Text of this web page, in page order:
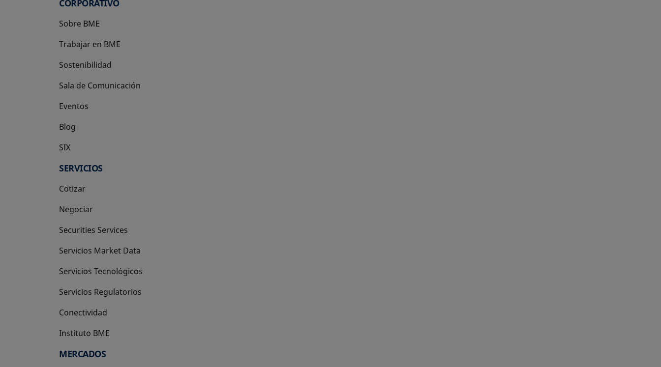
CORPORATIVO
Sobre BME
Trabajar en BME
Sostenibilidad
Sala de Comunicación
Eventos
Blog
SIX
se abre en una pestaña nueva
SERVICIOS
Cotizar
Negociar
Securities Services
Servicios Market Data
Servicios Tecnológicos
Servicios Regulatorios
Conectividad
Instituto BME
se abre en una pestaña nueva
MERCADOS